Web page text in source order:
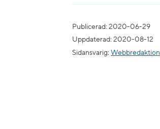
Publicerad: 2020-06-29
Uppdaterad: 2020-08-12
Sidansvarig: Webbredaktion